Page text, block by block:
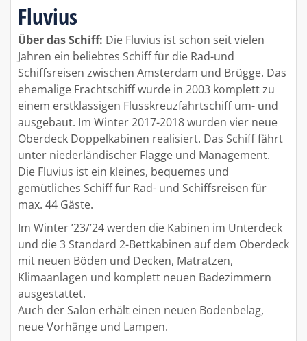
Fluvius
Über das Schiff: Die Fluvius ist schon seit vielen
Jahren ein beliebtes Schiff für die Rad-und
Schiffsreisen zwischen Amsterdam und Brügge. Das
ehemalige Frachtschiff wurde in 2003 komplett zu
einem erstklassigen Flusskreuzfahrtschiff um- und
ausgebaut. Im Winter 2017-2018 wurden vier neue
Oberdeck Doppelkabinen realisiert. Das Schiff fährt
unter niederländischer Flagge und Management.
Die Fluvius ist ein kleines, bequemes und
gemütliches Schiff für Rad- und Schiffsreisen für
max. 44 Gäste.
Im Winter ’23/’24 werden die Kabinen im Unterdeck
und die 3 Standard 2-Bettkabinen auf dem Oberdeck
mit neuen Böden und Decken, Matratzen,
Klimaanlagen und komplett neuen Badezimmern
ausgestattet.
Auch der Salon erhält einen neuen Bodenbelag,
neue Vorhänge und Lampen.